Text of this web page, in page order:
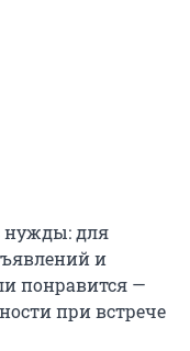
нужды: для
и
понравится —
при встрече